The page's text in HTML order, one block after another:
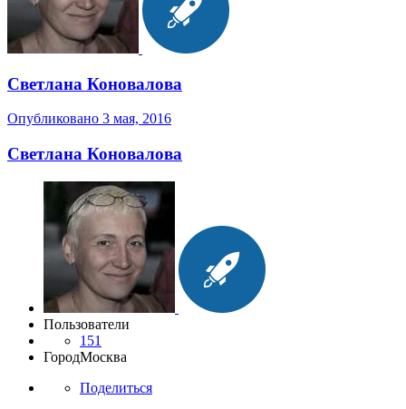
Светлана Коновалова
Опубликовано 3 мая, 2016
Светлана Коновалова
Пользователи
151
ГородМосква
Поделиться